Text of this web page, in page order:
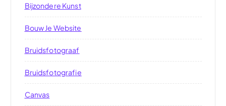
Bijzondere Kunst
Bouw Je Website
Bruidsfotograaf
Bruidsfotografie
Canvas